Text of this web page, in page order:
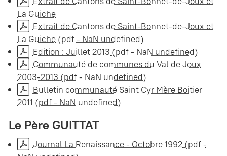
La Guiche
Extrait de Cantons de Saint-Bonnet-de-Joux et
La Guiche (pdf - NaN undefined)
Edition : Juillet 2013 (pdf - NaN undefined)
Communauté de communes du Val de Joux
2003-2013 (pdf - NaN undefined)
Bulletin communauté Saint Cyr Mère Boitier
2011 (pdf - NaN undefined)
Le Père GUITTAT
Journal La Renaissance - Octobre 1992(pdf -